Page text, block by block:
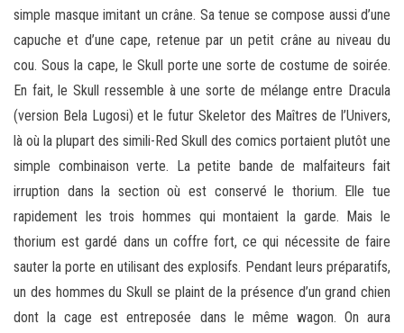
simple masque imitant un crâne. Sa tenue se compose aussi d’une
capuche et d’une cape, retenue par un petit crâne au niveau du
cou. Sous la cape, le Skull porte une sorte de costume de soirée.
En fait, le Skull ressemble à une sorte de mélange entre Dracula
(version Bela Lugosi) et le futur Skeletor des Maîtres de l’Univers,
là où la plupart des simili-Red Skull des comics portaient plutôt une
simple combinaison verte. La petite bande de malfaiteurs fait
irruption dans la section où est conservé le thorium. Elle tue
rapidement les trois hommes qui montaient la garde. Mais le
thorium est gardé dans un coffre fort, ce qui nécessite de faire
sauter la porte en utilisant des explosifs. Pendant leurs préparatifs,
un des hommes du Skull se plaint de la présence d’un grand chien
dont la cage est entreposée dans le même wagon. On aura